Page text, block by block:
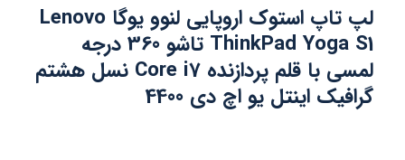
لپ تاپ استوک اروپایی لنوو یوگا Lenovo
ThinkPad Yoga S1 تاشو 360 درجه
لمسی با قلم پردازنده Core i7 نسل هشتم
گرافیک اینتل یو اچ دی 4400